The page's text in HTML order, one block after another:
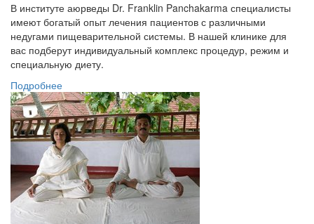
В институте аюрведы Dr. Franklin Panchakarma специалисты
имеют богатый опыт лечения пациентов с различными
недугами пищеварительной системы. В нашей клинике для
вас подберут индивидуальный комплекс процедур, режим и
специальную диету.
Подробнее